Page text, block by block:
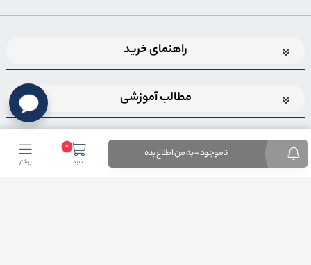
ناموجود - به من اطلاع بده 0
سبد بیشتر
راهنمای خرید
مطالب آموزشی